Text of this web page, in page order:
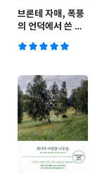
브론테 자매, 폭풍
의 언덕에서 쓴 편